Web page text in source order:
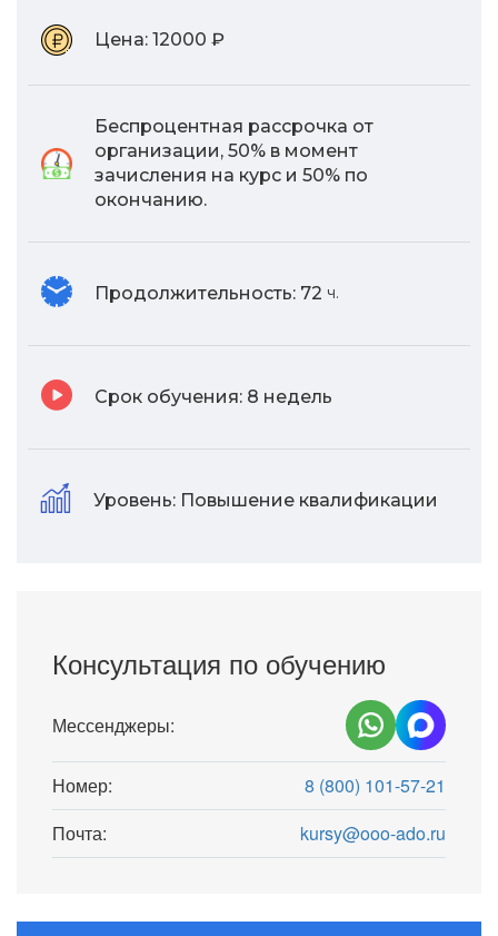
Цена: 12000 ₽
Беспроцентная рассрочка от
организации, 50% в момент
зачисления на курс и 50% по
окончанию.
Продолжительность: 72 ч.
Срок обучения: 8 недель
Уровень: Повышение квалификации
Консультация по обучению
Мессенджеры:
Номер:
8 (800) 101-57-21
Почта:
kursy@ooo-ado.ru